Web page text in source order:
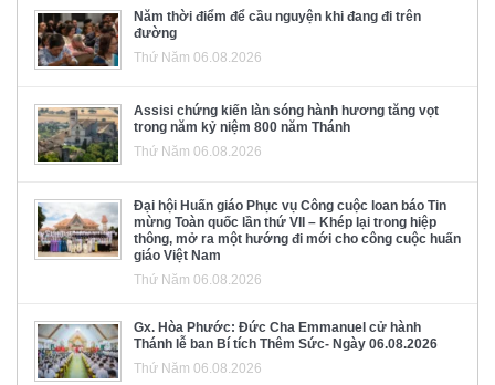
Năm thời điểm để cầu nguyện khi đang đi trên
đường
Thứ Năm 06.08.2026
Assisi chứng kiến làn sóng hành hương tăng vọt
trong năm kỷ niệm 800 năm Thánh
Thứ Năm 06.08.2026
Đại hội Huấn giáo Phục vụ Công cuộc loan báo Tin
mừng Toàn quốc lần thứ VII – Khép lại trong hiệp
thông, mở ra một hướng đi mới cho công cuộc huấn
giáo Việt Nam
Thứ Năm 06.08.2026
Gx. Hòa Phước: Đức Cha Emmanuel cử hành
Thánh lễ ban Bí tích Thêm Sức- Ngày 06.08.2026
Thứ Năm 06.08.2026